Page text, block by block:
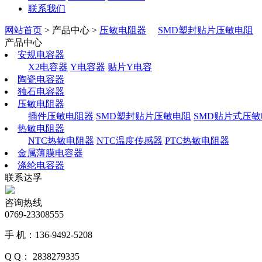
联系我们
网站首页 > 产品中心 > 压敏电阻器
SMD塑封贴片压敏电阻
产品中心
安规电容器
X2电容器 Y电容器 贴片Y电容
陶瓷电容器
独石电容器
压敏电阻器
插件压敏电阻器 SMD塑封贴片压敏电阻 SMD贴片式压
热敏电阻器
NTC热敏电阻器 NTC温度传感器 PTC热敏电阻器
金属薄膜电容器
涤纶电容器
联系达孚
咨询热线
0769-23308555
手 机：136-9492-5208
Q Q： 2838279335